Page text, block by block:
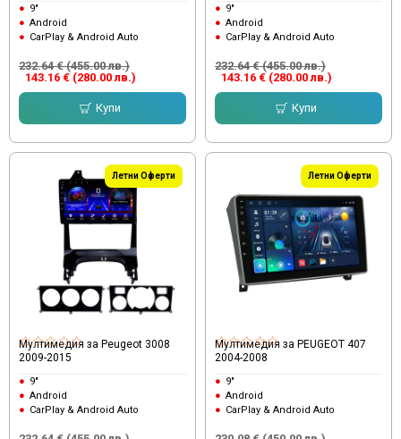
9"
Android
CarPlay & Android Auto
143.16 € (280.00 лв.)
232.64 € (455.00 лв.)
Купи
9"
Android
CarPlay & Android Auto
143.16 € (280.00 лв.)
232.64 € (455.00 лв.)
Купи
Летни Оферти
Мултимедия за Peugeot 3008
2009-2015
9"
Android
CarPlay & Android Auto
Летни Оферти
Мултимедия за PEUGEOT 407
2004-2008
9"
Android
CarPlay & Android Auto